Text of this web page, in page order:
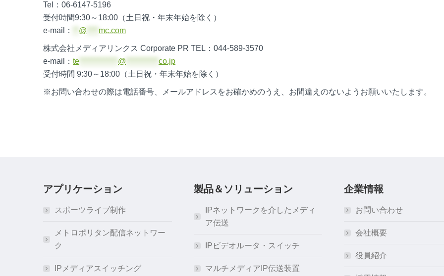
Tel：06-6147-5196
受付時間9:30～18:00（土日祝・年末年始を除く）
e-mail：
@ mc.com
株式会社メディアリンクス Corporate PR TEL：044-589-3570
e-mail： te @
co.jp
受付時間 9:30～18:00（土日祝・年末年始を除く）
※お問い合わせの際は電話番号、メールアドレスをお確かめのうえ、お間違えのないようお願いいたします。
アプリケーション
スポーツライブ制作
メトロポリタン配信ネットワー
ク
IPメディアスイッチング
製品＆ソリューション
IPネットワークを介したメディ
ア伝送
IPビデオルータ・スイッチ
マルチメディアIP伝送装置
企業情報
お問い合わせ
会社概要
役員紹介